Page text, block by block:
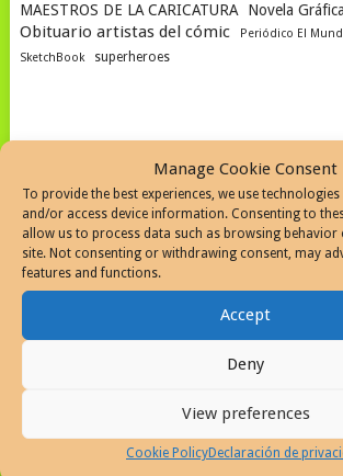
Manage Cookie Consent
To provide the best experiences, we use
and/or access device information. Consenting to
allow us to process data such as browsing behavior
site. Not consenting or withdrawing consent, may
features and functions.
Accept
Deny
View preferences
Cookie PolicyDeclaración de
MAESTROS DE LA CARICATURA Novela Gráfica
Obituario artistas del cómic Periódico El
SketchBook
superheroes
SEARCH SITE
ALL MONTHS STORIES